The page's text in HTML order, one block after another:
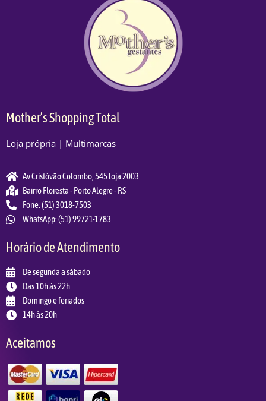
Mother’s Shopping Total
Loja própria | Multimarcas
Av Cristóvão Colombo, 545 loja 2003
Bairro Floresta - Porto Alegre - RS
Fone: (51) 3018-7503
WhatsApp: (51) 99721-1783
Horário de Atendimento
De segunda a sábado
Das 10h às 22h
Domingo e feriados
14h às 20h
Aceitamos